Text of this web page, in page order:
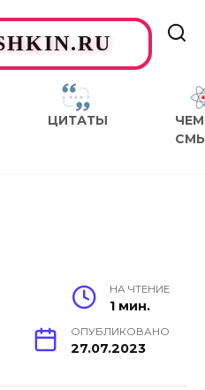
ЦИТАТЫ
ЧЕМ
НА ЧТЕНИЕ
1 мин.
ОПУБЛИКОВАНО
27.07.2023